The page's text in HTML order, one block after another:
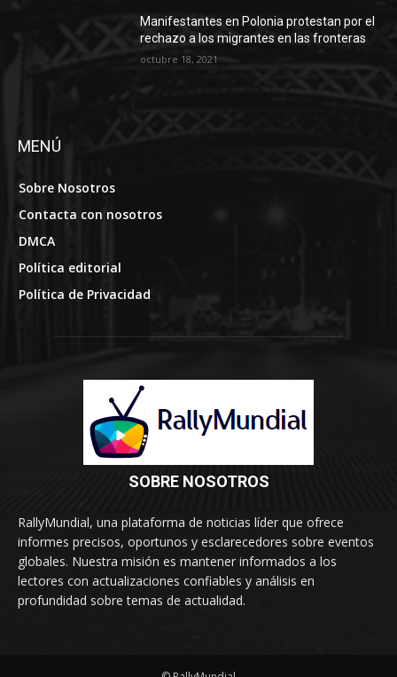
Manifestantes en Polonia protestan por el
rechazo a los migrantes en las fronteras
octubre 18, 2021
MENÚ
Sobre Nosotros
Contacta con nosotros
DMCA
Política editorial
Política de Privacidad
SOBRE NOSOTROS
RallyMundial, una plataforma de noticias líder que ofrece
informes precisos, oportunos y esclarecedores sobre eventos
globales. Nuestra misión es mantener informados a los
lectores con actualizaciones confiables y análisis en
profundidad sobre temas de actualidad.